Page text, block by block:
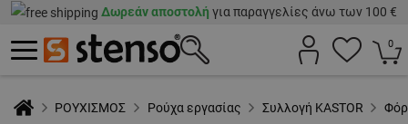
Δωρεάν αποστολή για παραγγελίες άνω των 100 €
0
ΡΟΥΧΙΣΜΟΣ Ρούχα εργασίας Συλλογή KASTOR